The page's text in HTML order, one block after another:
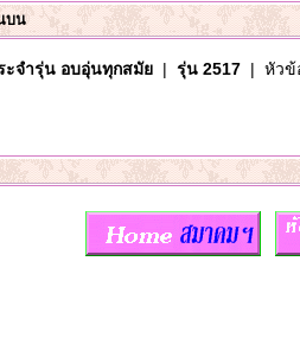
บน
ะจำรุ่น อบอุ่นทุกสมัย| รุ่น 2517| หัวข้